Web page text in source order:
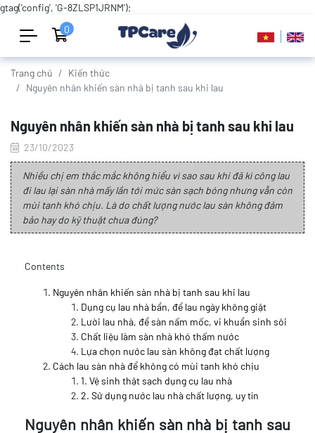
gtag('config', 'G-8ZLSP1JRNM');
0
Trang chủ
Kiến thức
Nguyên nhân khiến sàn nhà bị tanh sau khi lau
Nguyên nhân khiến sàn nhà bị tanh sau khi lau
23/10/2023
Nhiều chị em thắc mắc không hiểu vì sao sau khi đã kì công lau
đi lau lại sàn nhà mấy lần tới mức sàn sạch bóng nhưng vẫn còn
mùi tanh khó chịu. Là do chất lượng nước lau sàn không đảm
bảo hay do kỹ thuật chưa đúng?
Contents
Nguyên nhân khiến sàn nhà bị tanh sau khi lau
Dụng cụ lau nhà bẩn, để lau ngày không giặt
Lười lau nhà, để sàn nấm mốc, vi khuẩn sinh sôi
Chất liệu làm sàn nhà khó thấm nước
Lựa chọn nước lau sàn không đạt chất lượng
Cách lau sàn nhà để không có mùi tanh khó chịu
1. Vệ sinh thật sạch dụng cụ lau nhà
2. Sử dụng nước lau nhà chất lượng, uy tín
Nguyên nhân khiến sàn nhà bị tanh sau